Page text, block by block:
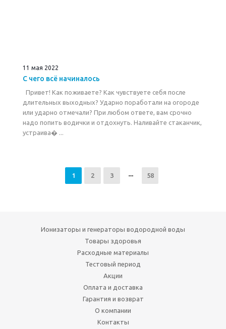
11 мая 2022
С чего всё начиналось
Привет! Как поживаете? Как чувствуете себя после
длительных выходных? Ударно поработали на огороде
или ударно отмечали? При любом ответе, вам срочно
надо попить водички и отдохнуть. Наливайте стаканчик,
устраива� ...
1 2 3 58
Ионизаторы и генераторы водородной воды
Товары здоровья
Расходные материалы
Тестовый период
Акции
Оплата и доставка
Гарантия и возврат
О компании
Контакты